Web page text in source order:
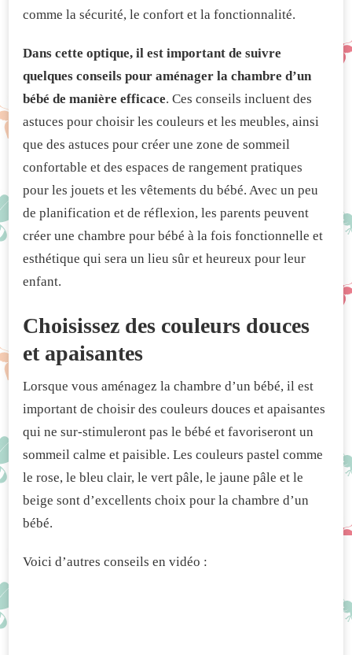
comme la sécurité, le confort et la fonctionnalité.
Dans cette optique, il est important de suivre
quelques conseils pour aménager la chambre d’un
bébé de manière efficace. Ces conseils incluent des
astuces pour choisir les couleurs et les meubles, ainsi
que des astuces pour créer une zone de sommeil
confortable et des espaces de rangement pratiques
pour les jouets et les vêtements du bébé. Avec un peu
de planification et de réflexion, les parents peuvent
créer une chambre pour bébé à la fois fonctionnelle et
esthétique qui sera un lieu sûr et heureux pour leur
enfant.
Choisissez des couleurs douces
et apaisantes
Lorsque vous aménagez la chambre d’un bébé, il est
important de choisir des couleurs douces et apaisantes
qui ne sur-stimuleront pas le bébé et favoriseront un
sommeil calme et paisible. Les couleurs pastel comme
le rose, le bleu clair, le vert pâle, le jaune pâle et le
beige sont d’excellents choix pour la chambre d’un
bébé.
Voici d’autres conseils en vidéo :